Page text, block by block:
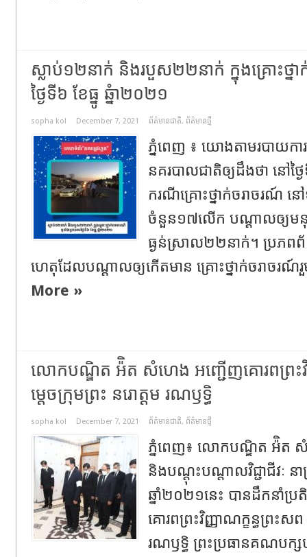
ស្លាប់១២នាក់ និងរបួស២២នាក់ ក្នុងគ្រោះថ្ន
ថ្ងៃទី៦ ខែធ្នូ ឆ្នំា២០២១
sopha kol December 7, 2021 ព័ត៌មានជាតិ, ព័ត៌មានថ្មី
ភ្នំពេញ ៖ យោងតាមរបាយកា
នគរបាលជាតិឲ្យដឹងថា នៅថ្ង
ករណីគ្រោះថ្នាក់ចរាចរណ៍ ន
ចំនួន១៧លើក បណ្ដាលឲ្យម
ធ្ងន់ស្រាល២២នាក់។ ប្រភព
ហេតុដែលបណ្ដាលឲ្យកើតមាន គ្រោះថ្នាក់ចរាចរ
More »
លោកបណ្ឌិត អ៉ិត សំហេង អញ្ជើញគោរពព្រះ
ម្តេចក្រុមព្រះ នរោត្តម រណឫទ្ធិ
sopha kol December 7, 2021 ព័ត៌មានជាតិ, ព័ត៌មានថ្មី
ភ្នំពេញ​៖​ លោកបណ្ឌិត អ៉ិត សំហ
និងបណ្តុះបណ្តាលវិជ្ជាជីវៈ នា
ឆ្នាំ២០២១នេះ បានដឹកនាំប្
គោរពព្រះវិញ្ញាណក្ខន្ធព្រះស
រណឫទ្ធិ ព្រះប្រធានគណបក្